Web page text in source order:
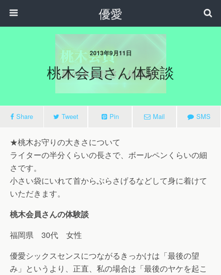
優愛
2013年9月11日
桃木会員さん体験談
Share Tweet Pin Mail SMS
★桃木お守りの大きさについて
ライターの半分くらいの長さで、ボールペンくらいの細
さです。
小さい袋にいれて首からぶらさげるなどして身に着けて
いただきます。
桃木会員さんの体験談
福岡県 30代 女性
優愛シックスセンスにつながるきっかけは「最後の望
み」というより、正直、私の場合は「最後のヤケを起こ